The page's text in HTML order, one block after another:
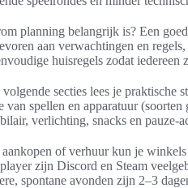
planning belangrijk is? Een
aan verwachtingen en
huisregels zodat iedereen
secties lees je praktische
van spellen en apparatuur
verlichting, snacks en pauze-
of verhuur kun je
zijn Discord en Steam
spontane avonden zijn 2–3